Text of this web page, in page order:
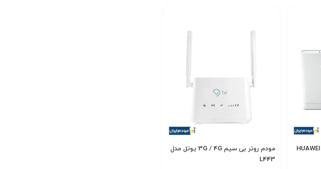
مودم رومیزی 4G هواوی مدل HUAWEI
مودم روتر بی سیم 3G / 4G یوتل مدل
L443